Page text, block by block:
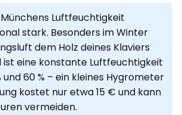
Münchens Luftfeuchtigkeit
stark. Besonders im Winter
dem Holz deines Klaviers
ist eine konstante Luftfeuchtigkeit
und 60 % – ein kleines Hygrometer
kostet nur etwa 15 € und kann
vermeiden.